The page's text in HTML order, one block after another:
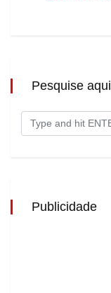
Pesquise aqui
Publicidade